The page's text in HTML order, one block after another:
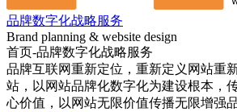
品牌数字化战略服务
Brand planning & website design
首页-品牌数字化战略服务
品牌互联网重新定位，重新定义网站重
站，以网站品牌化数字化为建设根本，
心价值，以网站无限价值传播无限增强